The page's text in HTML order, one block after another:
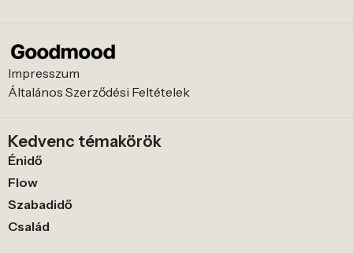
Impresszum
Általános Szerződési Feltételek
Kedvenc témakörök
Énidő
Flow
Szabadidő
Család